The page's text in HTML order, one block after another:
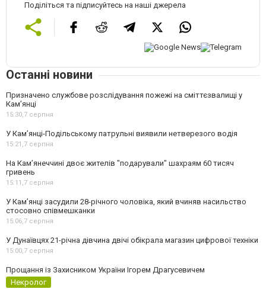
Поділіться та підписуйтесь на наші джерела
Останні новини
Призначено службове розслідування пожежі на сміттєзвалищі у
Кам’янці
15:30,7 серпня
У Кам’янці-Подільському патрульні виявили нетверезого водія
15:21,7 серпня
На Камʼянеччині двоє жителів "подарували" шахраям 60 тисяч
гривень
15:11,7 серпня
У Камʼянці засудили 28-річного чоловіка, який вчиняв насильство
стосовно співмешканки
15:06,7 серпня
У Дунаївцях 21-річна дівчина двічі обікрала магазин цифрової техніки
15:00,7 серпня
Прощання із Захисником України Ігорем Драгусевичем
Некролог